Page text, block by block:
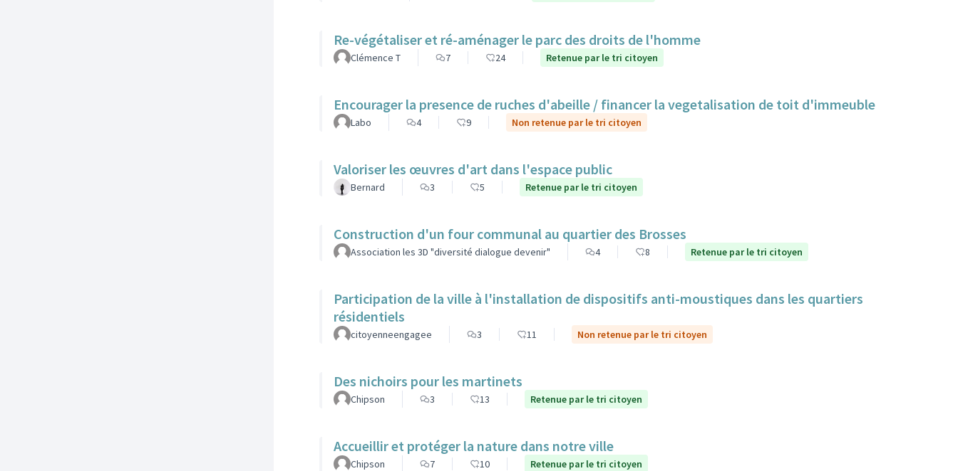
Re-végétaliser et ré-aménager le parc des droits de l'homme
Clémence T 7 24 Retenue par le tri citoyen
Encourager la presence de ruches d'abeille / financer la vegetalisation de toit d'immeuble
Labo 4 9 Non retenue par le tri citoyen
Valoriser les œuvres d'art dans l'espace public
Bernard 3 5 Retenue par le tri citoyen
Construction d'un four communal au quartier des Brosses
Association les 3D "diversité dialogue devenir" 4 8 Retenue par le tri citoyen
Participation de la ville à l'installation de dispositifs anti-moustiques dans les quartiers
résidentiels
citoyenneengagee 3 11 Non retenue par le tri citoyen
Des nichoirs pour les martinets
Chipson 3 13 Retenue par le tri citoyen
Accueillir et protéger la nature dans notre ville
Chipson 7 10 Retenue par le tri citoyen